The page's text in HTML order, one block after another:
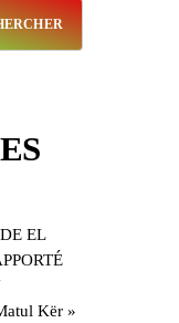
EL
Kër »